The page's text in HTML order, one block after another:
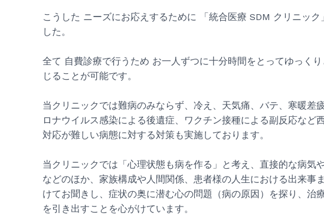
こうした ニーズにお応えするために 「統合医療 SDM クリニック
した。
全て 自費診療で行うため お一人ずつに十分時間をとってゆっく
じることが可能です。
当クリニックでは難病のみならず、冷え、天気痛、バテ、寒暖差
ロナウイルス感染による後遺症、ワクチン接種による副反応など
対応が難しい病態に対する対策も実施しております。
当クリニックでは「心理状態も病を作る」と考え、直接的な病気
などのほか、家族構成や人間関係、患者様の人生における出来事
けてお聞きし、症状の奥に潜む心の問題（病の原因）を探り、治
を引き出すことを心がけています。